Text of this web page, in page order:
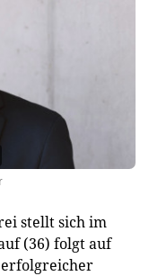
stellt sich im
(36) folgt auf
erfolgreicher